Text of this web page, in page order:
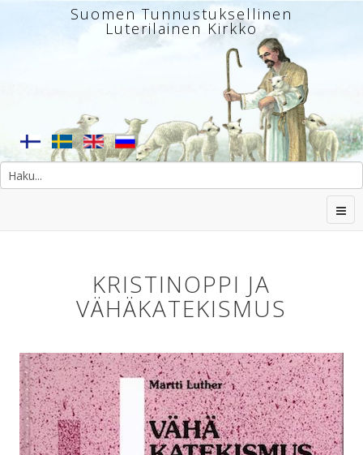
Suomen Tunnustuksellinen
Luterilainen Kirkko
KRISTINOPPI JA
VÄHÄKATEKISMUS